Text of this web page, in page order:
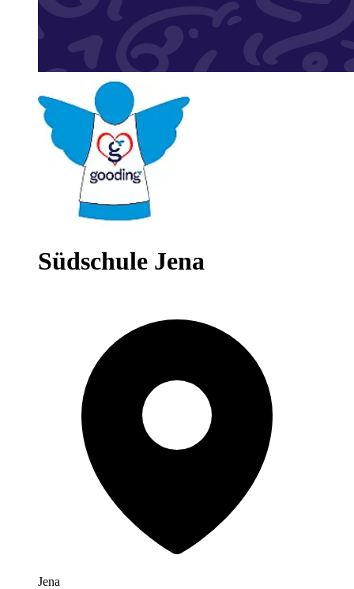
Südschule Jena
Jena